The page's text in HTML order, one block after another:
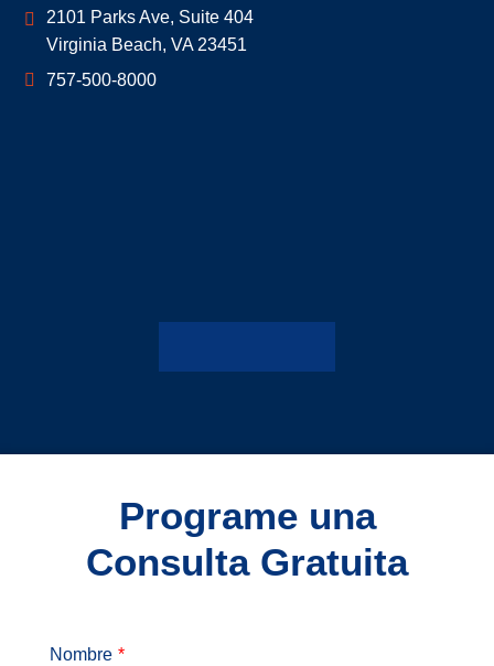
Geoff McDonald & Associates
2101 Parks Ave, Suite 404
Virginia Beach, VA 23451
757-500-8000
Programe una
Consulta Gratuita
Nombre